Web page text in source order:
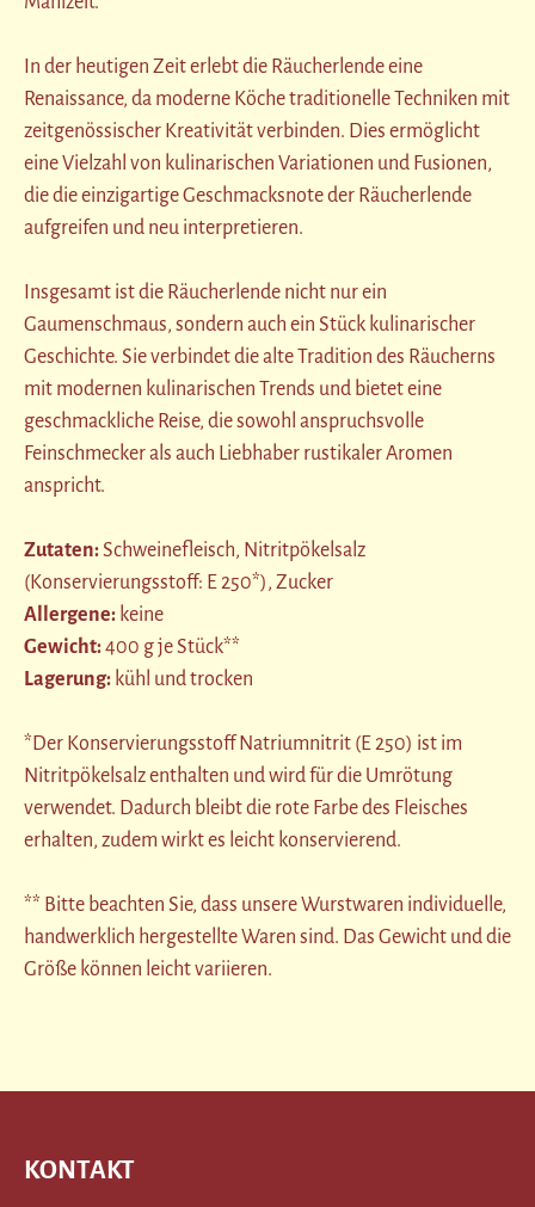
In der heutigen Zeit erlebt die Räucherlende eine
Renaissance, da moderne Köche traditionelle Techniken mit
zeitgenössischer Kreativität verbinden. Dies ermöglicht
eine Vielzahl von kulinarischen Variationen und Fusionen,
die die einzigartige Geschmacksnote der Räucherlende
aufgreifen und neu interpretieren.
Insgesamt ist die Räucherlende nicht nur ein
Gaumenschmaus, sondern auch ein Stück kulinarischer
Geschichte. Sie verbindet die alte Tradition des Räucherns
mit modernen kulinarischen Trends und bietet eine
geschmackliche Reise, die sowohl anspruchsvolle
Feinschmecker als auch Liebhaber rustikaler Aromen
anspricht.
Zutaten:Schweinefleisch, Nitritpökelsalz
(Konservierungsstoff: E 250*), Zucker
Allergene: keine
Gewicht:400 g je Stück**
Lagerung: kühl und trocken
*Der Konservierungsstoff Natriumnitrit (E 250) ist im
Nitritpökelsalz enthalten und wird für die Umrötung
verwendet. Dadurch bleibt die rote Farbe des Fleisches
erhalten, zudem wirkt es leicht konservierend.
** Bitte beachten Sie, dass unsere Wurstwaren individuelle,
handwerklich hergestellte Waren sind. Das Gewicht und die
Größe können leicht variieren.
KONTAKT